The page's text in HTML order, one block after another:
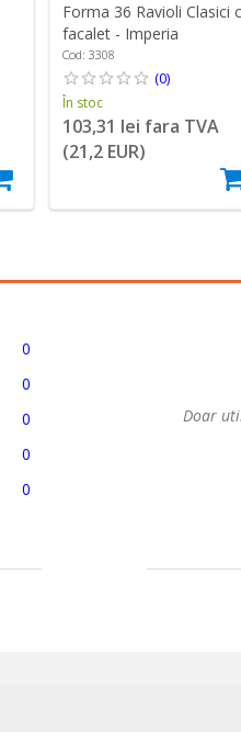
Forma 36 Ravioli Clasici
facalet - Imperia
Cod: 3308
(0)
În stoc
103,31 lei fara TVA
(21,2 EUR)
0
0
0
0
0
Doar